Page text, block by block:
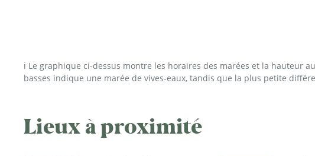
ℹ️ Le graphique ci-dessus montre les horaires des marées et la hauteur
basses indique une marée de vives-eaux, tandis que la plus petite
Lieux à proximité